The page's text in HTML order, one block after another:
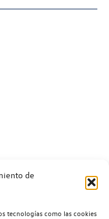
de
tecnologías como las cookies